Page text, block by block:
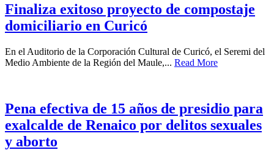
Finaliza exitoso proyecto de compostaje
domiciliario en Curicó
En el Auditorio de la Corporación Cultural de Curicó, el Seremi del
Medio Ambiente de la Región del Maule,... Read More
Pena efectiva de 15 años de presidio para
exalcalde de Renaico por delitos sexuales
y aborto